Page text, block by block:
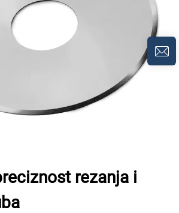
rezanja i